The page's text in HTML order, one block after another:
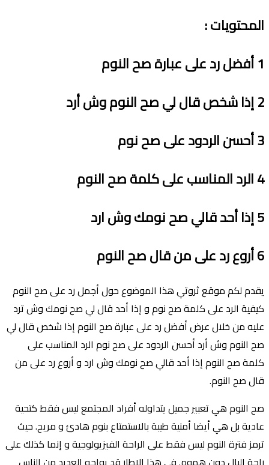
المحتويات:
1أفضل رد على عبارة صح النوم
2إذا شخص قال لي صح النوم وش أرد
3أحسن الردود على صح نوم
4الرد المناسب على كلمة صح النوم
5إذا أحد قالي صح نومك وش ارد
6أروع رد على من قال صح النوم
يقدم لكم موقع ثروتي هذا الموضوع حول أجمل رد على صح النوم
كيفية الرد على كلمة صح نوم و إذا أحد قال لي صح نومك وش ترد
عليه من خلال عرض أفضل رد على عبارة صح النوم إذا شخص قال لي
صح النوم وش أرد أحسن الردود على صح نوم الرد المناسب على
كلمة صح النوم إذا أحد قالي صح نومك وش ارد و أروع رد على من
قال صح النوم.
صح النوم هي تعبير جميل يتداوله أفراد المجتمع ليس فقط كتحية
عادية بل هي أيضا أمنية طيبة بالاستمتاع بنوم هادئ و مريح. حيث
ترمز فترة النوم ليس فقط على الراحة الفيزيولوجية و إنما كذلك على